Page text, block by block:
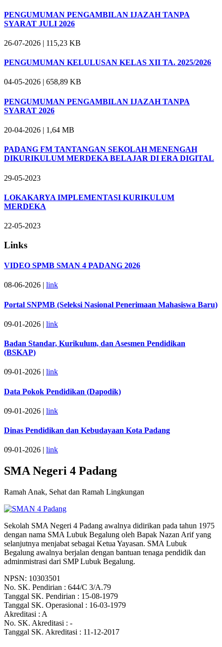
PENGUMUMAN PENGAMBILAN IJAZAH TANPA
SYARAT JULI 2026
26-07-2026 | 115,23 KB
PENGUMUMAN KELULUSAN KELAS XII TA. 2025/2026
04-05-2026 | 658,89 KB
PENGUMUMAN PENGAMBILAN IJAZAH TANPA
SYARAT 2026
20-04-2026 | 1,64 MB
PADANG FM TANTANGAN SEKOLAH MENENGAH
DIKURIKULUM MERDEKA BELAJAR DI ERA DIGITAL
29-05-2023
LOKAKARYA IMPLEMENTASI KURIKULUM
MERDEKA
22-05-2023
Links
VIDEO SPMB SMAN 4 PADANG 2026
08-06-2026 | link
Portal SNPMB (Seleksi Nasional Penerimaan Mahasiswa Baru)
09-01-2026 | link
Badan Standar, Kurikulum, dan Asesmen Pendidikan
(BSKAP)
09-01-2026 | link
Data Pokok Pendidikan (Dapodik)
09-01-2026 | link
Dinas Pendidikan dan Kebudayaan Kota Padang
09-01-2026 | link
SMA Negeri 4 Padang
Ramah Anak, Sehat dan Ramah Lingkungan
Sekolah SMA Negeri 4 Padang awalnya didirikan pada tahun 1975
dengan nama SMA Lubuk Begalung oleh Bapak Nazan Arif yang
selanjutnya menjabat sebagai Ketua Yayasan. SMA Lubuk
Begalung awalnya berjalan dengan bantuan tenaga pendidik dan
adminmistrasi dari SMP Lubuk Begalung.
NPSN: 10303501
No. SK. Pendirian : 644/C 3/A.79
Tanggal SK. Pendirian : 15-08-1979
Tanggal SK. Operasional : 16-03-1979
Akreditasi : A
No. SK. Akreditasi : -
Tanggal SK. Akreditasi : 11-12-2017